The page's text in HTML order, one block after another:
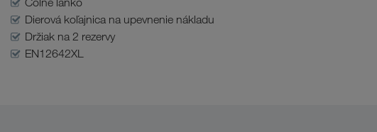
Dierová koľajnica na upevnenie nákladu
Držiak na 2 rezervy
EN12642XL